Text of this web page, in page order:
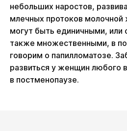
небольших наростов,
млечных протоков
могут быть единичными, или
также множественными, в
говорим о папилломатозе.
развиться у женщин любого
в постменопаузе.